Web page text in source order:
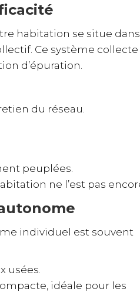
habitation se situe dans
Ce système collecte
d’épuration.
du réseau.
peuplées.
ne l’est pas
individuel est souvent
usées.
idéale pour les